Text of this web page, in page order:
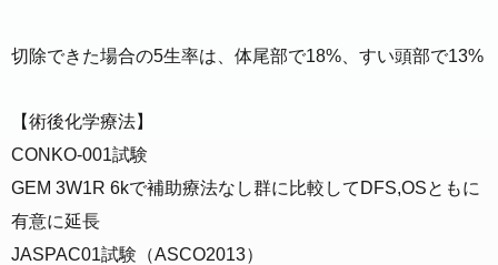
切除できた場合の5生率は、体尾部で18%、すい頭部で13%
【術後化学療法】
CONKO-001試験
GEM 3W1R 6kで補助療法なし群に比較してDFS,OSともに
有意に延長
JASPAC01試験（ASCO2013）